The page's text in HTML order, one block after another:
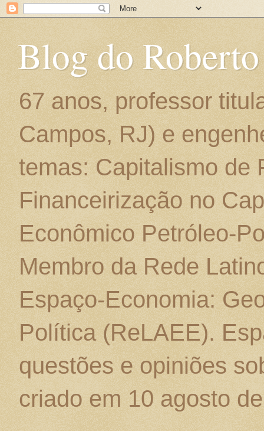
Blog do
67 anos, professor
Campos, RJ) e
temas: Capitalismo de
Financeirização no
Econômico Petróleo-
Membro da Rede
Espaço-Economia:
Política (ReLAEE).
questões e opiniões
criado em 10 agosto